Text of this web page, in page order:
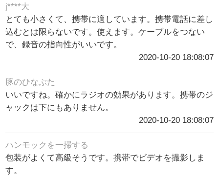
j****大
とても小さくて、携帯に適しています。携帯電話に差し
込むとは限らないです。使えます。ケーブルをつない
で、録音の指向性がいいです。
2020-10-20 18:08:07
豚のひなぶた
いいですね。確かにラジオの効果があります。携帯のジ
ャックは下にもありません。
2020-10-20 18:08:07
ハンモックを一掃する
包装がよくて高級そうです。携帯でビデオを撮影しま
す。